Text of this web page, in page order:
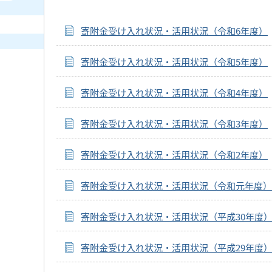
寄附金受け入れ状況・活用状況（令和6年度）
寄附金受け入れ状況・活用状況（令和5年度）
寄附金受け入れ状況・活用状況（令和4年度）
寄附金受け入れ状況・活用状況（令和3年度）
寄附金受け入れ状況・活用状況（令和2年度）
寄附金受け入れ状況・活用状況（令和元年度）
寄附金受け入れ状況・活用状況（平成30年度）
寄附金受け入れ状況・活用状況（平成29年度）